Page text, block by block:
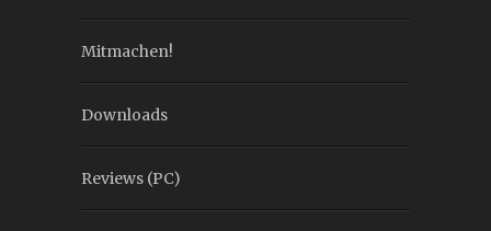
Mitmachen!
Downloads
Reviews (PC)